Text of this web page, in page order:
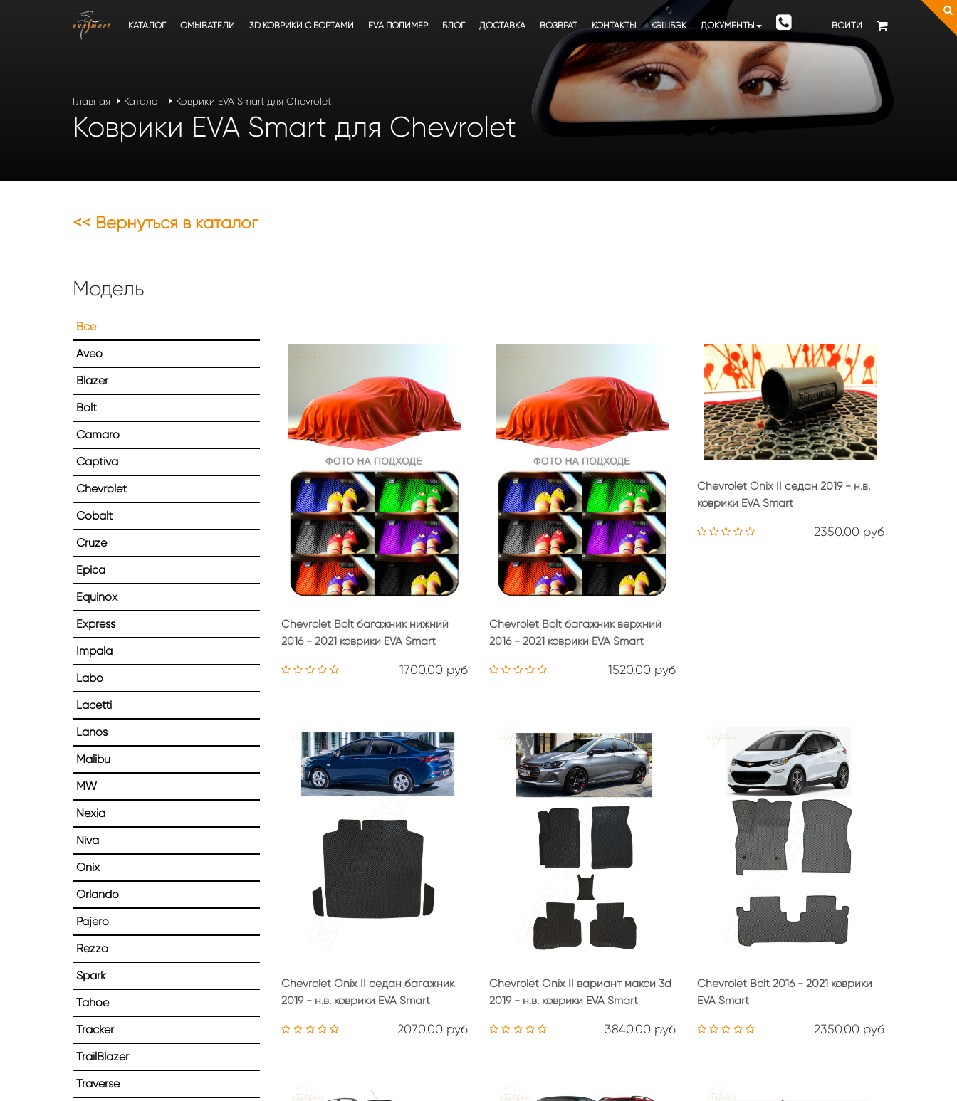
ВОЙТИ
КАТАЛОГ ОМЫВАТЕЛИ 3D КОВРИКИ C БОРТАМИ EVA ПОЛИМЕР БЛОГ ДОСТАВКА ВОЗВРАТ КОНТАКТЫ КЭШБЭК ДОКУМЕНТЫ
Главная Каталог Коврики EVA Smart для Chevrolet
Коврики EVA Smart для Chevrolet
<< Вернуться в каталог
Chevrolet Bolt багажник нижний
2016 - 2021 коврики EVA Smart
1700.00 руб
Chevrolet Bolt багажник верхний
2016 - 2021 коврики EVA Smart
1520.00 руб
Chevrolet Onix II седан 2019 - н.в.
коврики EVA Smart
2350.00 руб
Chevrolet Onix II седан багажник
2019 - н.в. коврики EVA Smart
2070.00 руб
Chevrolet Onix II вариант макси 3d
2019 - н.в. коврики EVA Smart
3840.00 руб
Chevrolet Bolt 2016 - 2021 коврики
EVA Smart
2350.00 руб
Модель
Все
Aveo
Blazer
Bolt
Camaro
Captiva
Chevrolet
Cobalt
Cruze
Epica
Equinox
Express
Impala
Labo
Lacetti
Lanos
Malibu
MW
Nexia
Niva
Onix
Orlando
Pajero
Rezzo
Spark
Tahoe
Tracker
TrailBlazer
Traverse